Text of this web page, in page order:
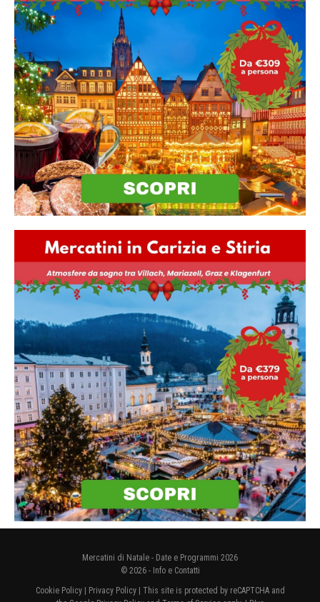
Mercatini di Natale - Date e Programmi 2026
© 2026 - Info e Contatti
Cookie Policy| Privacy Policy| This site is protected by reCAPTCHA and